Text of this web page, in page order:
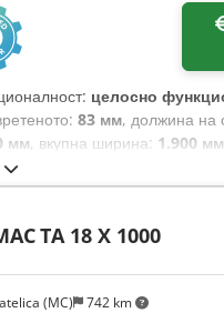
целосно
83 мм, должина на
мм, вкупна ширина: 1.900 мм
растојание на движење на Х-
(MC) 742 km
TA 18 X 1000